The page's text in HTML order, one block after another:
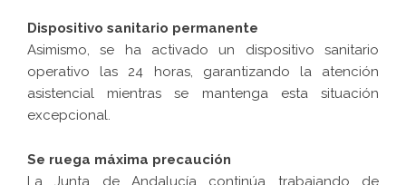
Dispositivo sanitario permanente
Asimismo, se ha activado un dispositivo sanitario
operativo las 24 horas, garantizando la atención
asistencial mientras se mantenga esta situación
excepcional.
Se ruega máxima precaución
La Junta de Andalucía continúa trabajando de